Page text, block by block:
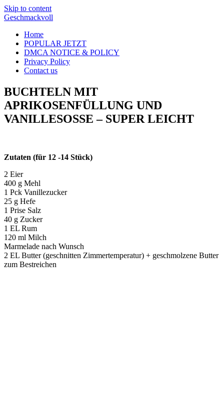
Skip to content
Geschmackvoll
Home
POPULAR JETZT
DMCA NOTICE & POLICY
Privacy Policy
Contact us
BUCHTELN MIT
APRIKOSENFÜLLUNG UND
VANILLESOSSE – SUPER LEICHT
Zutaten (für 12 -14 Stück)
2 Eier
400 g Mehl
1 Pck Vanillezucker
25 g Hefe
1 Prise Salz
40 g Zucker
1 EL Rum
120 ml Milch
Marmelade nach Wunsch
2 EL Butter (geschnitten Zimmertemperatur) + geschmolzene Butter
zum Bestreichen